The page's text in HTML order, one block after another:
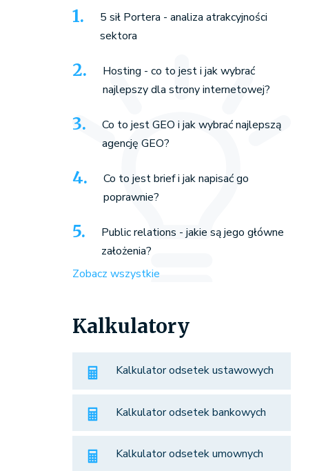
5 sił Portera - analiza atrakcyjności
sektora
Hosting - co to jest i jak wybrać
najlepszy dla strony internetowej?
Co to jest GEO i jak wybrać najlepszą
agencję GEO?
Co to jest brief i jak napisać go
poprawnie?
Public relations - jakie są jego główne
założenia?
Zobacz wszystkie
Kalkulatory
Kalkulator odsetek ustawowych
Kalkulator odsetek bankowych
Kalkulator odsetek umownych